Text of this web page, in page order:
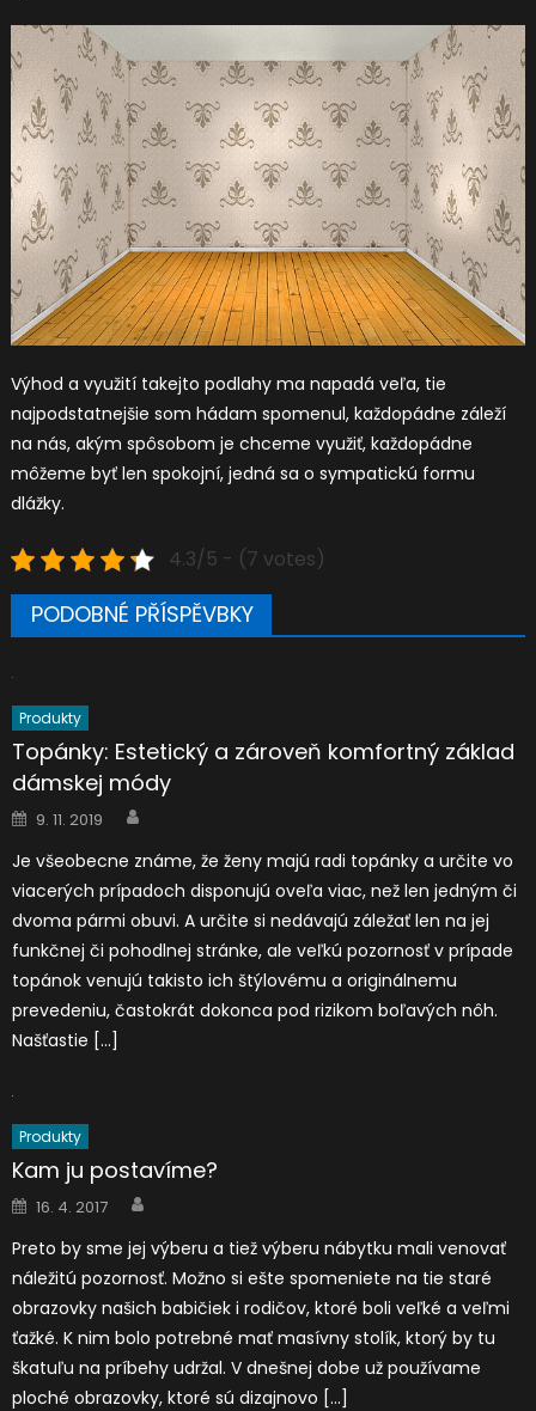
Výhod a využití takejto podlahy ma napadá veľa, tie
najpodstatnejšie som hádam spomenul, každopádne záleží
na nás, akým spôsobom je chceme využiť, každopádne
môžeme byť len spokojní, jedná sa o sympatickú formu
dlážky.
4.3/5 - (7 votes)
PODOBNÉ PŘÍSPĚVBKY
Produkty
Topánky: Estetický a zároveň komfortný základ
dámskej módy
Posted
on
9. 11. 2019
Je všeobecne známe, že ženy majú radi topánky a určite vo
viacerých prípadoch disponujú oveľa viac, než len jedným či
dvoma pármi obuvi. A určite si nedávajú záležať len na jej
funkčnej či pohodlnej stránke, ale veľkú pozornosť v prípade
topánok venujú takisto ich štýlovému a originálnemu
prevedeniu, častokrát dokonca pod rizikom boľavých nôh.
Našťastie […]
Produkty
Kam ju postavíme?
Posted
on
16. 4. 2017
Preto by sme jej výberu a tiež výberu nábytku mali venovať
náležitú pozornosť. Možno si ešte spomeniete na tie staré
obrazovky našich babičiek i rodičov, ktoré boli veľké a veľmi
ťažké. K nim bolo potrebné mať masívny stolík, ktorý by tu
škatuľu na príbehy udržal. V dnešnej dobe už používame
ploché obrazovky, ktoré sú dizajnovo […]